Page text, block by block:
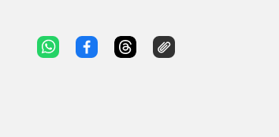
官韦汉熙今午在荃湾法院判处何兆东监禁